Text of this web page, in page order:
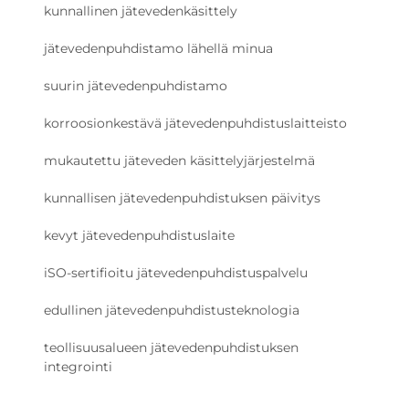
kunnallinen jätevedenkäsittely
jätevedenpuhdistamo lähellä minua
suurin jätevedenpuhdistamo
korroosionkestävä jätevedenpuhdistuslaitteisto
mukautettu jäteveden käsittelyjärjestelmä
kunnallisen jätevedenpuhdistuksen päivitys
kevyt jätevedenpuhdistuslaite
iSO-sertifioitu jätevedenpuhdistuspalvelu
edullinen jätevedenpuhdistusteknologia
teollisuusalueen jätevedenpuhdistuksen
integrointi